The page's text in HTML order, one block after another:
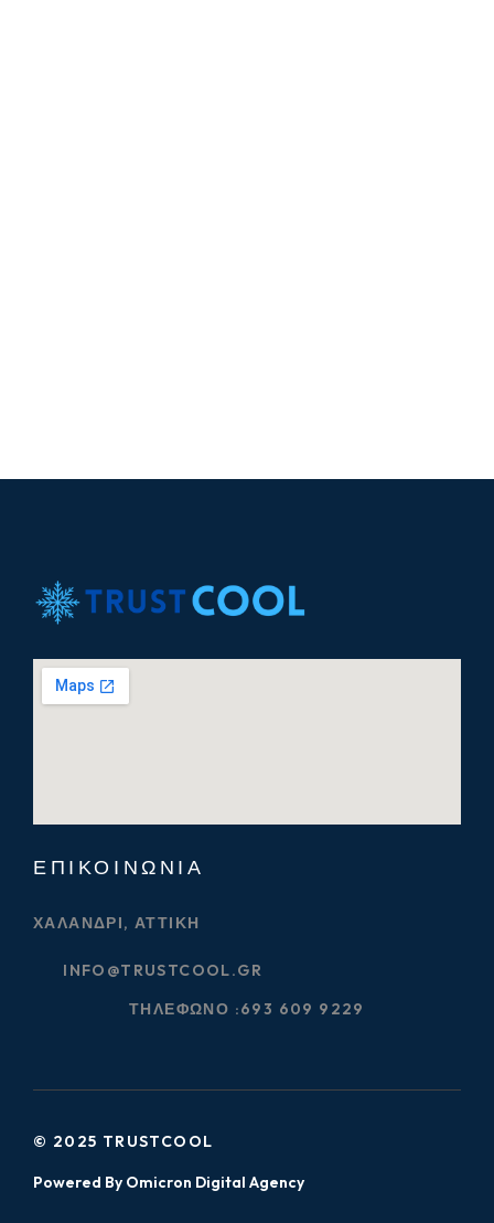
ΕΠΙΚΟΙΝΩΝΊΑ
ΧΑΛΆΝΔΡΙ, ΑΤΤΙΚΉ
INFO@TRUSTCOOL.GR
ΤΗΛΈΦΩΝΟ :693 609 9229
© 2025 TRUSTCOOL
Powered By Omicron Digital Agency